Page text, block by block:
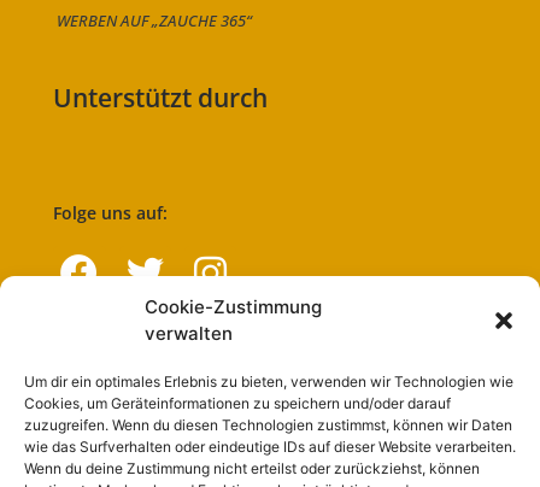
Cookie-Zustimmung
verwalten
Um dir ein optimales Erlebnis zu bieten, verwenden wir Technologien wie
Cookies, um Geräteinformationen zu speichern und/oder darauf
zuzugreifen. Wenn du diesen Technologien zustimmst, können wir Daten
wie das Surfverhalten oder eindeutige IDs auf dieser Website verarbeiten.
Wenn du deine Zustimmung nicht erteilst oder zurückziehst, können
WERBEN AUF „ZAUCHE 365“
Unterstützt durch
Folge uns auf:
Navigation
Start
Nutzungsbedingungen